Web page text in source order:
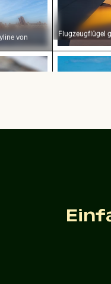
von Flugzeugflügel
mit BecherRuhiger